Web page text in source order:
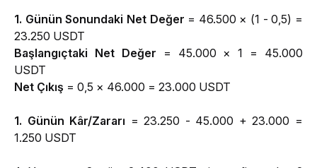
1. Günün Sonundaki Net Değer = 46.500 × (1 - 0,5) =
23.250 USDT
Başlangıçtaki Net Değer
= 45.000 × 1 = 45.000
USDT
Net Çıkış = 0,5 × 46.000 = 23.000 USDT
1. Günün Kâr/Zararı = 23.250 - 45.000 + 23.000 =
1.250 USDT